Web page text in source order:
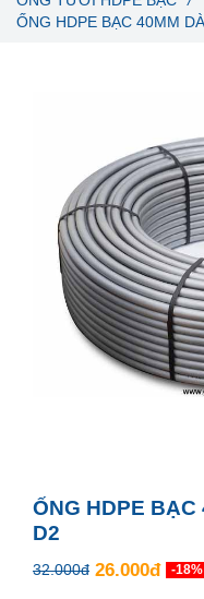
ỐNG HDPE BẠC
D2
32.000đ 26.000đ -18%
ỐNG HDPE BẠC 40MM